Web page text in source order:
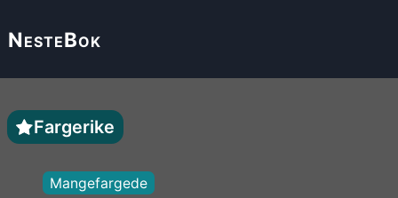
NesteBok
Fargerike
Mangefargede